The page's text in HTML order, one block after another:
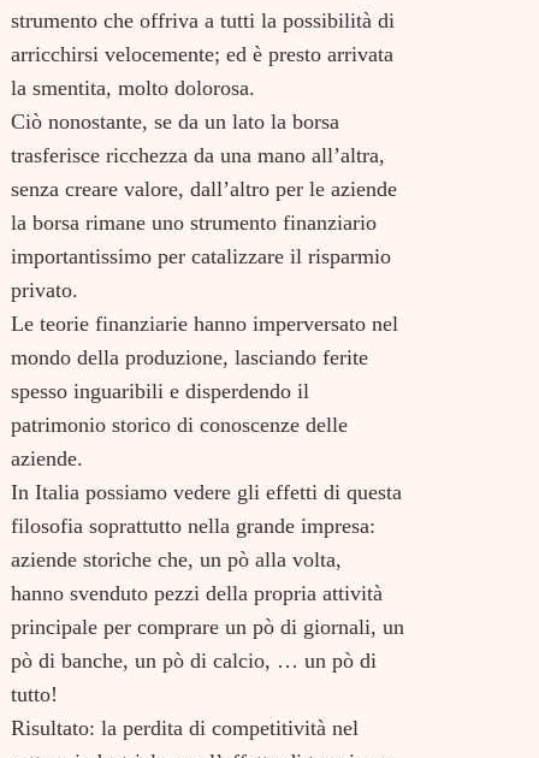
strumento che offriva a tutti la possibilità di
arricchirsi velocemente; ed è presto arrivata
la smentita, molto dolorosa.
Ciò nonostante, se da un lato la borsa
trasferisce ricchezza da una mano all’altra,
senza creare valore, dall’altro per le aziende
la borsa rimane uno strumento finanziario
importantissimo per catalizzare il risparmio
privato.
Le teorie finanziarie hanno imperversato nel
mondo della produzione, lasciando ferite
spesso inguaribili e disperdendo il
patrimonio storico di conoscenze delle
aziende.
In Italia possiamo vedere gli effetti di questa
filosofia soprattutto nella grande impresa:
aziende storiche che, un pò alla volta,
hanno svenduto pezzi della propria attività
principale per comprare un pò di giornali, un
pò di banche, un pò di calcio, … un pò di
tutto!
Risultato: la perdita di competitività nel